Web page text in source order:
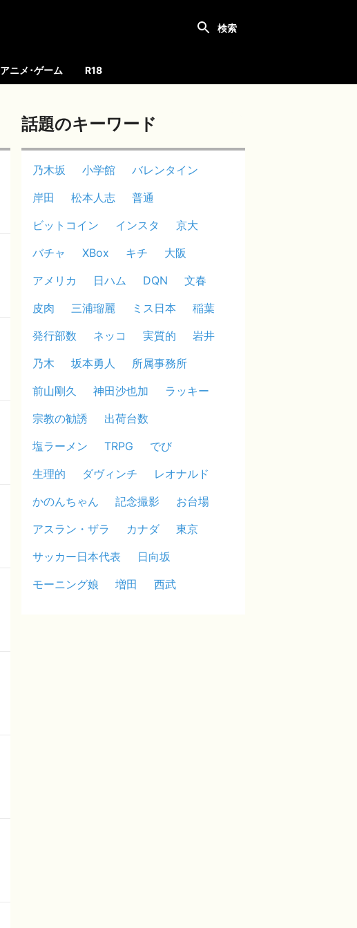
アニメ･ゲーム R18
話題のキーワード
乃木坂 小学館
バレンタイン
岸田
松本人志
普通
ビットコイン
インスタ
京大
バチャ
XBox キチ
大阪
アメリカ
日ハム DQN
文春
皮肉
三浦瑠麗 ミス日本
稲葉
発行部数
ネッコ 実質的
岩井
乃木
坂本勇人
所属事務所
前山剛久
神田沙也加
ラッキー
宗教の勧誘
出荷台数
塩ラーメン
TRPG
でび
生理的
ダヴィンチ
レオナルド
かのんちゃん
記念撮影
お台場
アスラン・ザラ
カナダ
東京
サッカー日本代表
日向坂
モーニング娘
増田 西武